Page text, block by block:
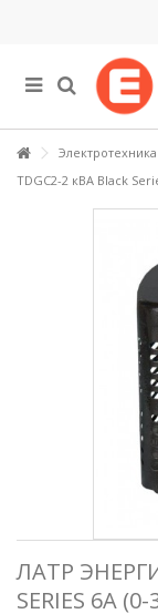
Электротехника
TDGC2-2 кВА Black
ЛАТР
SERIES 6А (0-